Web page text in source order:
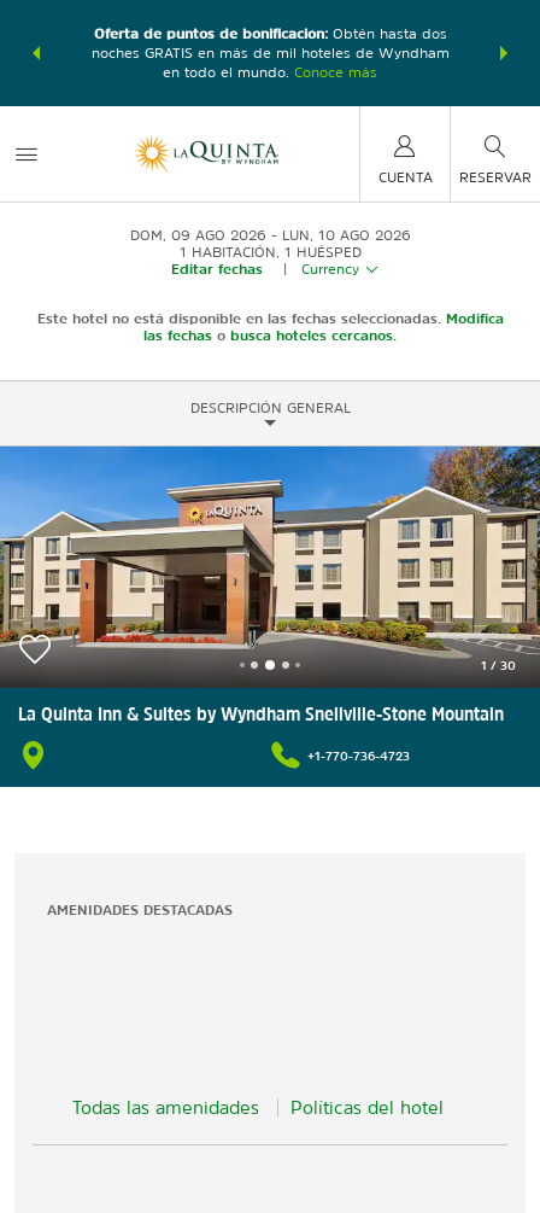
gana
total.
Oferta de puntos de bonificación: Obtén hasta dos
noches GRATIS en más de mil hoteles de Wyndham
en todo el mundo.Conoce más
puntos
CUENTA RESERVAR
DOM, 09 AGO 2026
LUN, 10 AGO 2026
1 HABITACIÓN 1 HUÉSPED
Editar fechas
Currency
Este hotel no está disponible en las fechas seleccionadas. Modifica
las fechas o busca hoteles cercanos.
DESCRIPCIÓN GENERAL
1 / 30
La Quinta Inn & Suites by Wyndham Snellville-Stone Mountain
+1-770-736-4723
AMENIDADES DESTACADAS
Todas las amenidades Políticas del hotel